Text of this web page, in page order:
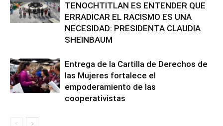
TENOCHTITLAN ES ENTENDER QUE
ERRADICAR EL RACISMO ES UNA
NECESIDAD: PRESIDENTA CLAUDIA
SHEINBAUM
Entrega de la Cartilla de Derechos de
las Mujeres fortalece el
empoderamiento de las
cooperativistas